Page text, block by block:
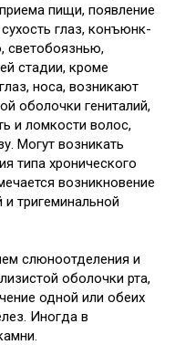
пищи, появление
глаз, конъюнк-
светобоязнью,
стадии, кроме
носа, возникают
оболочки гениталий,
и ломкости волос,
Могут возникать
типа хронического
возникновение
тригеминальной
слюноотделения и
оболочки рта,
одной или обеих
Иногда в